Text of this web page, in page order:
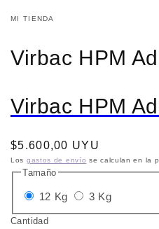
multimedia
1
ventana
modal
MI TIENDA
Virbac HPM
Virbac HPM
Precio
habitual
$5.600,00 UYU
Los gastos de envío se calculan en la
Tamaño
12 KgVariante
agotada
3 KgVariante
agotada
Cantidad